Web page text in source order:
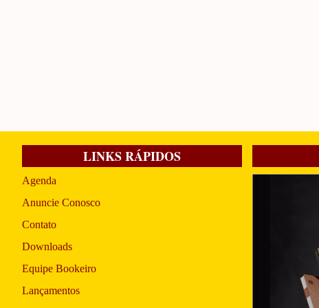
LINKS RÁPIDOS
Agenda
Anuncie Conosco
Contato
Downloads
Equipe Bookeiro
Lançamentos